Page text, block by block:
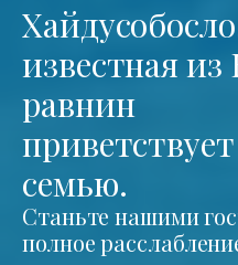
известная
равнин
семью.
Станьте нашими
полное